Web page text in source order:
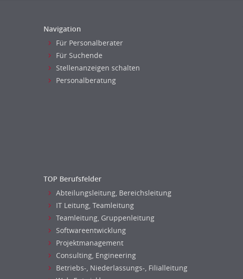
Navigation
Für Personalberater
Für Suchende
Stellenanzeigen schalten
Personalberatung
TOP Berufsfelder
Abteilungsleitung, Bereichsleitung
IT Leitung, Teamleitung
Teamleitung, Gruppenleitung
Softwareentwicklung
Projektmanagement
Consulting, Engineering
Betriebs-, Niederlassungs-, Filialleitung